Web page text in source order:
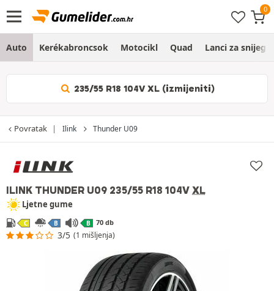
Auto Kerékabroncsok Motocikl Quad Lanci za snijeg
235/55 R18 104V XL (izmijeniti)
Povratak Ilink Thunder U09
ILINK THUNDER U09 235/55 R18 104V XL
Ljetne gume
C B B 70 db
3/5 (1 mišljenja)